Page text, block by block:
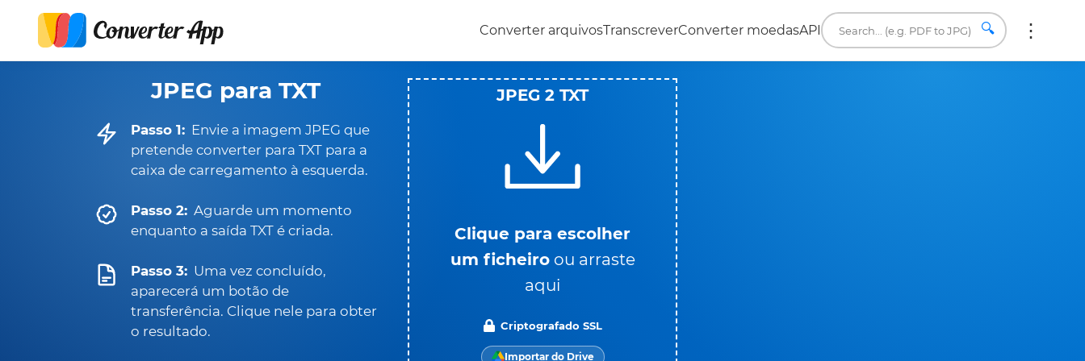
Converter arquivosTranscreverConverter moedasAPI 🔍
JPEG para TXT
Passo 1: Envie a imagem JPEG que
pretende converter para TXT para a
caixa de carregamento à esquerda.
Passo 2: Aguarde um momento
enquanto a saída TXT é criada.
Passo 3: Uma vez concluído,
aparecerá um botão de
transferência. Clique nele para obter
o resultado.
JPEG 2 TXT
Clique para escolher
um ficheiro ou arraste
aqui
Criptografado SSL
Importar do Drive